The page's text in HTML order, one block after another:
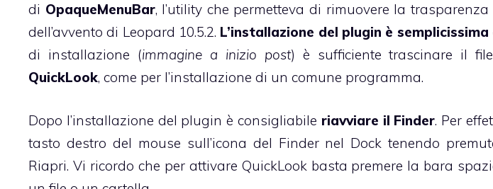
di OpaqueMenuBar, l’utility che permetteva di rimuovere la
dell’avvento di Leopard 10.5.2. L’installazione del plugin è
di installazione (immagine a inizio post) è sufficiente trascinare il
QuickLook, come per l’installazione di un comune programma.
Dopo l’installazione del plugin è consigliabile riavviare il Finder. Per
tasto destro del mouse sull’icona del Finder nel Dock tenendo
Riapri. Vi ricordo che per attivare QuickLook basta premere la bara